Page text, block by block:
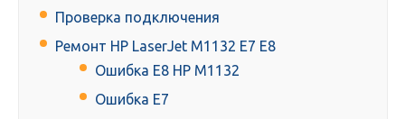
Проверка подключения
Ремонт HP LaserJet M1132 E7 E8
Ошибка E8 HP M1132
Ошибка E7